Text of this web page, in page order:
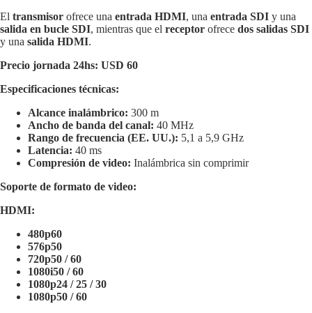
El transmisor ofrece una entrada HDMI, una entrada SDI y una
salida en bucle SDI, mientras que el receptor ofrece dos salidas SDI
y una salida HDMI.
Precio jornada 24hs: USD 60
Especificaciones técnicas:
Alcance inalámbrico: 300 m
Ancho de banda del canal: 40 MHz
Rango de frecuencia (EE. UU.): 5,1 a 5,9 GHz
Latencia: 40 ms
Compresión de video: Inalámbrica sin comprimir
Soporte de formato de video:
HDMI:
480p60
576p50
720p50 / 60
1080i50 / 60
1080p24 / 25 / 30
1080p50 / 60